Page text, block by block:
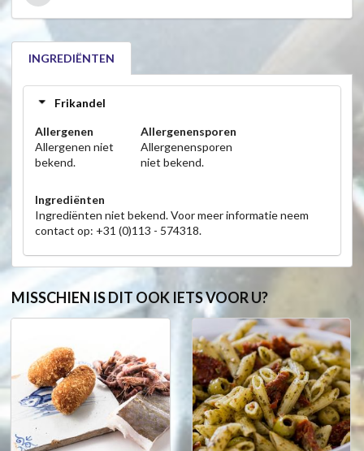
INGREDIËNTEN
Frikandel
Allergenen
Allergenen niet
bekend.
Allergenensporen
Allergenensporen
niet bekend.
Ingrediënten
Ingrediënten niet bekend. Voor meer informatie neem
contact op: +31 (0)113 - 574318.
MISSCHIEN IS DIT OOK IETS VOOR U?